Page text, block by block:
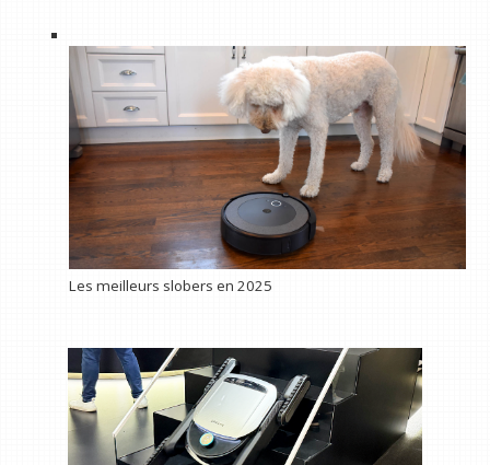
Les meilleurs slobers en 2025